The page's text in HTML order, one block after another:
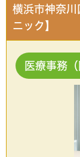
横浜市神奈
ニック】
医療事務（